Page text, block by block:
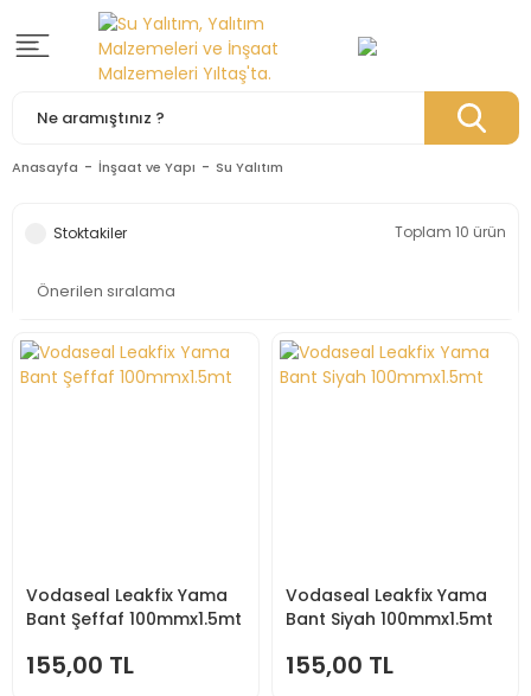
Anasayfa İnşaat ve Yapı Su Yalıtım
Stoktakiler Toplam 10 ürün
Vodaseal Leakfix Yama
Bant Şeffaf 100mmx1.5mt
155,00 TL
Vodaseal Leakfix Yama
Bant Siyah 100mmx1.5mt
155,00 TL